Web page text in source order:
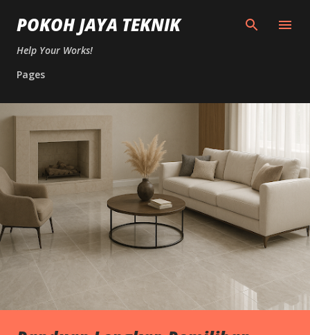
Skip to main content
POKOH JAYA TEKNIK
Help Your Works!
Pages